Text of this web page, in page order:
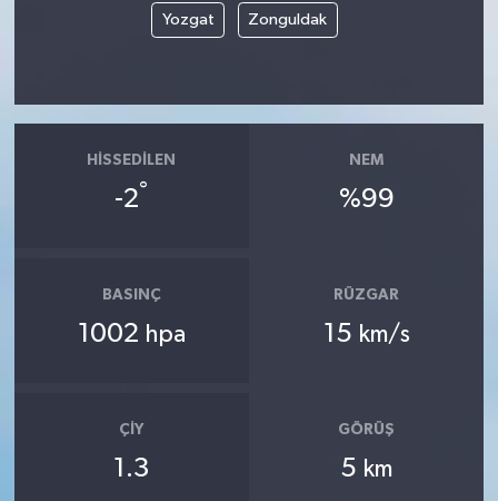
Yozgat Zonguldak
HISSEDILEN
-2°
NEM
%99
BASINÇ
1002 hpa
RÜZGAR
15 km/s
ÇIY
1.3
GÖRÜŞ
5 km